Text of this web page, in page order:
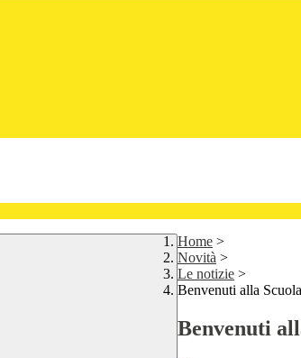
Home >
Novità >
Le notizie >
Benvenuti alla
Benvenuti